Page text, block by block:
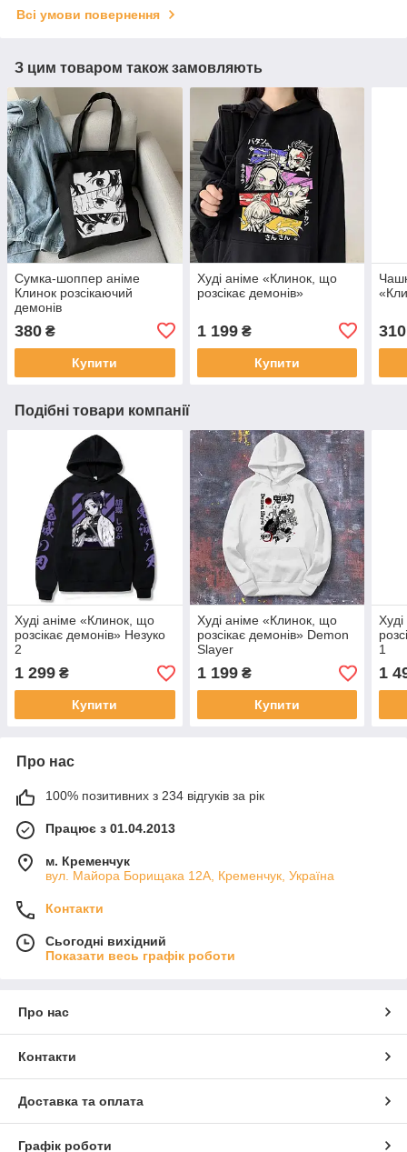
Всі умови повернення
З цим товаром також замовляють
Сумка-шоппер аніме
Клинок розсікаючий
демонів
380 ₴
Купити
Худі аніме «Клинок, що
розсікає демонів»
1 199₴
Купити
310
Подібні товари компанії
Худі аніме «Клинок, що
розсікає демонів» Незуко
2
1 299 ₴
Купити
Худі аніме «Клинок, що
розсікає демонів» Demon
Slayer
1 199₴
Купити
1
1
Про нас
100% позитивних з 234 відгуків за рік
Працює з 01.04.2013
м. Кременчук
вул. Майора Борищака 12А, Кременчук, Україна
Контакти
Сьогодні вихідний
Показати весь графік роботи
Про нас
Контакти
Доставка та оплата
Графік роботи